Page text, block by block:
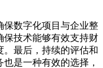
保数字化项目与企业整
保技术能够有效支持财
最后，持续的评估和
是一种有效的选择，